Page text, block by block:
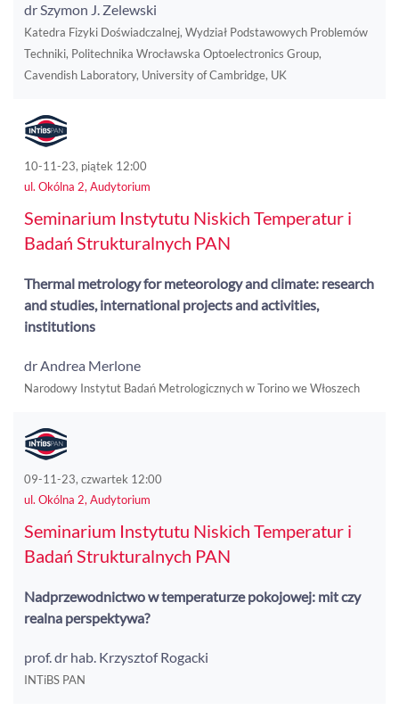
dr Szymon J. Zelewski
Katedra Fizyki Doświadczalnej, Wydział Podstawowych Problemów
Techniki, Politechnika Wrocławska Optoelectronics Group,
Cavendish Laboratory, University of Cambridge, UK
10-11-23, piątek 12:00
ul. Okólna 2, Audytorium
Seminarium Instytutu Niskich Temperatur i
Badań Strukturalnych PAN
Thermal metrology for meteorology and climate: research
and studies, international projects and activities,
institutions
dr Andrea Merlone
Narodowy Instytut Badań Metrologicznych w Torino we Włoszech
09-11-23, czwartek 12:00
ul. Okólna 2, Audytorium
Seminarium Instytutu Niskich Temperatur i
Badań Strukturalnych PAN
Nadprzewodnictwo w temperaturze pokojowej: mit czy
realna perspektywa?
prof. dr hab. Krzysztof Rogacki
INTiBS PAN